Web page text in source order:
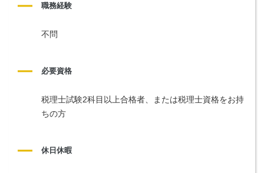
職務経験
不問
必要資格
税理士試験2科目以上合格者、または税理士資格をお持
ちの方
休日休暇